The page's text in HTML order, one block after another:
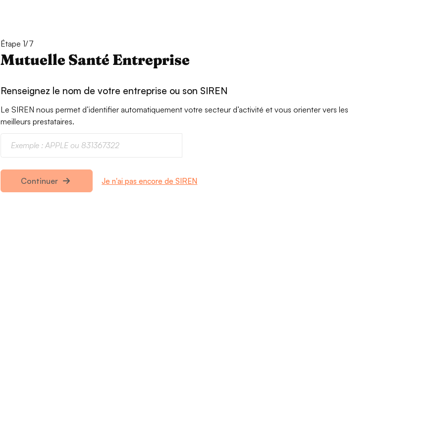
Étape 1/7
Mutuelle Santé Entreprise
Renseignez le nom de votre entreprise ou son SIREN
Le SIREN nous permet d’identifier automatiquement votre secteur d’activité et vous orienter vers les
meilleurs prestataires.
Continuer Je n'ai pas encore de SIREN